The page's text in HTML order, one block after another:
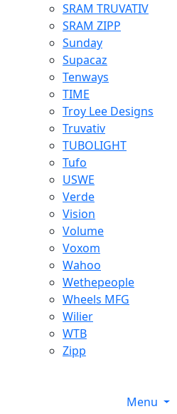
SRAM TRUVATIV
SRAM ZIPP
Sunday
Supacaz
Tenways
TIME
Troy Lee Designs
Truvativ
TUBOLIGHT
Tufo
USWE
Verde
Vision
Volume
Voxom
Wahoo
Wethepeople
Wheels MFG
Wilier
WTB
Zipp
Menu